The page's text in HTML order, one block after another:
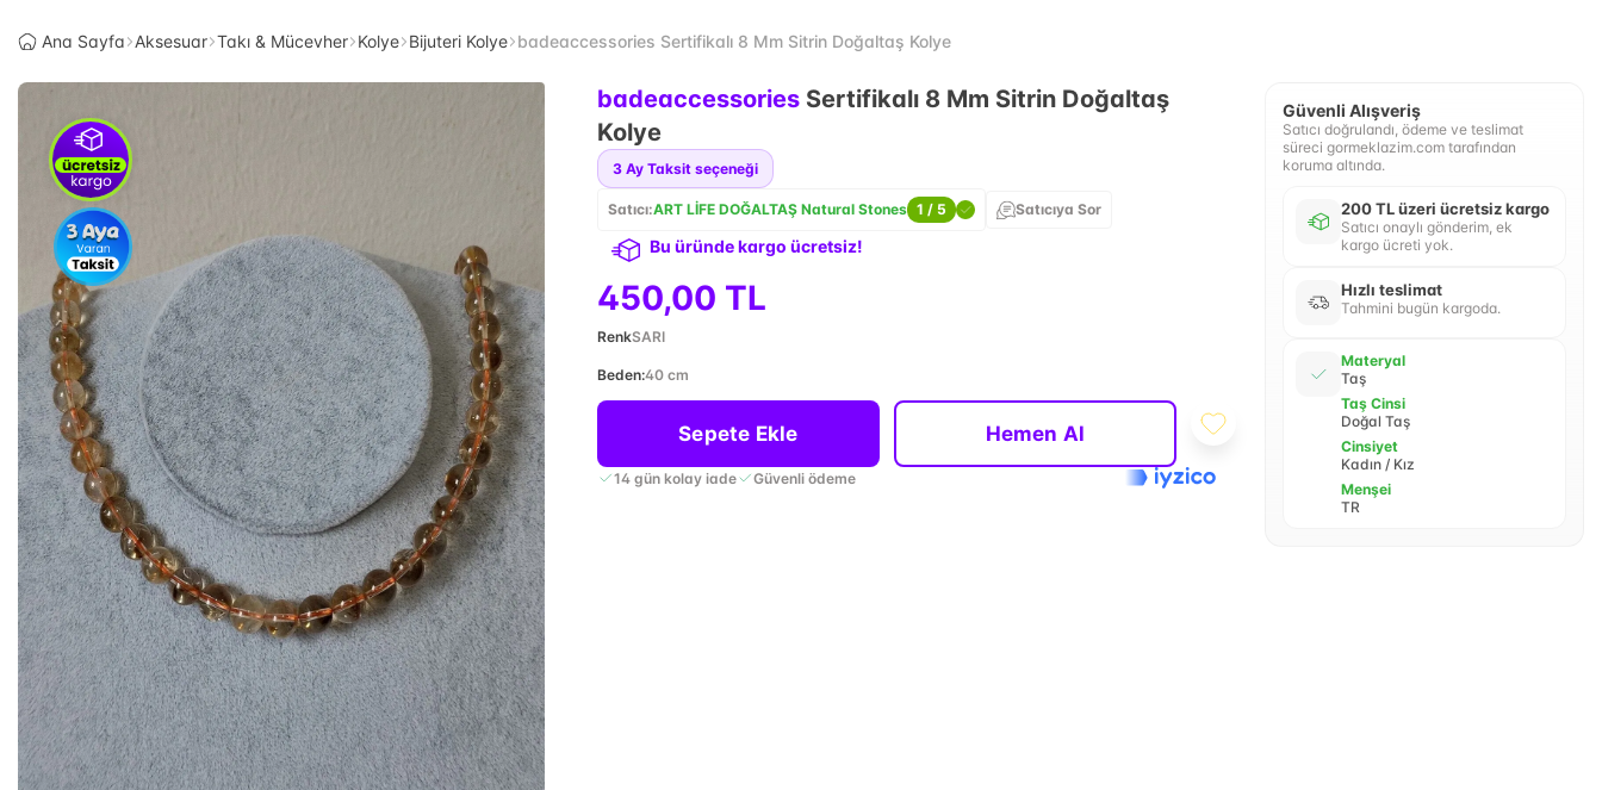
Ana Sayfa Aksesuar Takı & Mücevher Kolye Bijuteri Kolye badeaccessories Sertifikalı 8 Mm Sitrin Doğaltaş Kolye
badeaccessories Sertifikalı 8 Mm Sitrin Doğaltaş
Kolye
3 Ay Taksit seçeneği
Satıcı:ART LİFE DOĞALTAŞ Natural Stones 1 / 5 Satıcıya Sor
Bu üründe kargo ücretsiz!
450,00 TL
RenkSARI
Beden:40 cm
Sepete Ekle Hemen Al
14 gün kolay iade Güvenli ödeme
Güvenli Alışveriş
Satıcı doğrulandı, ödeme ve teslimat
süreci gormeklazim.com tarafından
koruma altında.
200 TL üzeri ücretsiz kargo
Satıcı onaylı gönderim, ek
kargo ücreti yok.
Hızlı teslimat
Tahmini bugün kargoda.
Materyal
Taş
Taş Cinsi
Doğal Taş
Cinsiyet
Kadın / Kız
Menşei
TR